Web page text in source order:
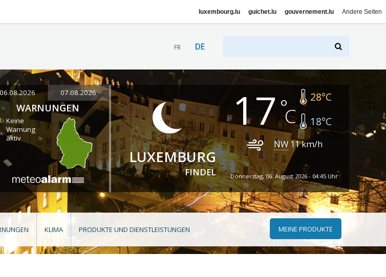
luxembourg.lu guichet.lu gouvernement.lu Andere Seiten
FR DE
06.08.2026 07.08.2026
WARNUNGEN
Keine
Warnung
aktiv
LUXEMBURG
FINDEL
17 28°C
18°C
NW 11km/h
Donnerstag, 06. August 2026 - 04:45 Uhr
KLIMA PRODUKTE UND DIENSTLEISTUNGEN MEINE PRODUKTE